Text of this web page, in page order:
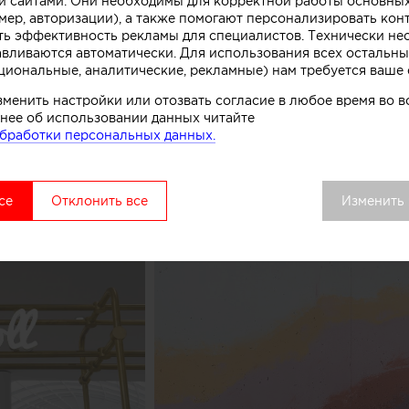
бетона. Логотип магазина мороженого
символизирующих систему охлаждения в автоматах
точки выделяется среди других объектов
сосредоточить внимание покупателей как на
процессе, в основе которого перемешивание слоев
рассказывают авторы этого небольшого
авторизации), а также помогают персонализировать
эффективность рекламы для специалистов. Технически
автоматически. Для использования всех
аналитические, рекламные) нам требуется ваше
настройки или отозвать согласие в любое время во
об использовании данных читайте
персональных данных.
Отклонить все Изменить